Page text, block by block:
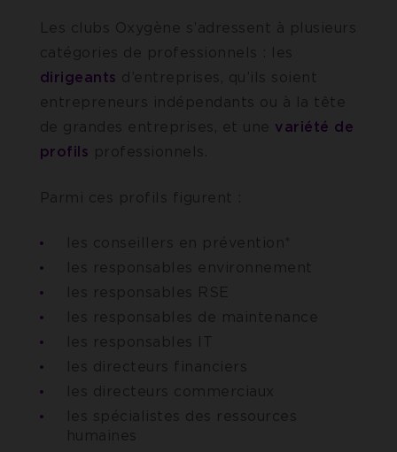
Les clubs Oxygène s’adressent à plusieurs
catégories de professionnels : les
dirigeants d’entreprises, qu’ils soient
entrepreneurs indépendants ou à la tête
de grandes entreprises, et une variété de
profils professionnels.
Parmi ces profils figurent :
les conseillers en prévention*
les responsables environnement
les responsables RSE
les responsables de maintenance
les responsables IT
les directeurs financiers
les directeurs commerciaux
les spécialistes des ressources
humaines